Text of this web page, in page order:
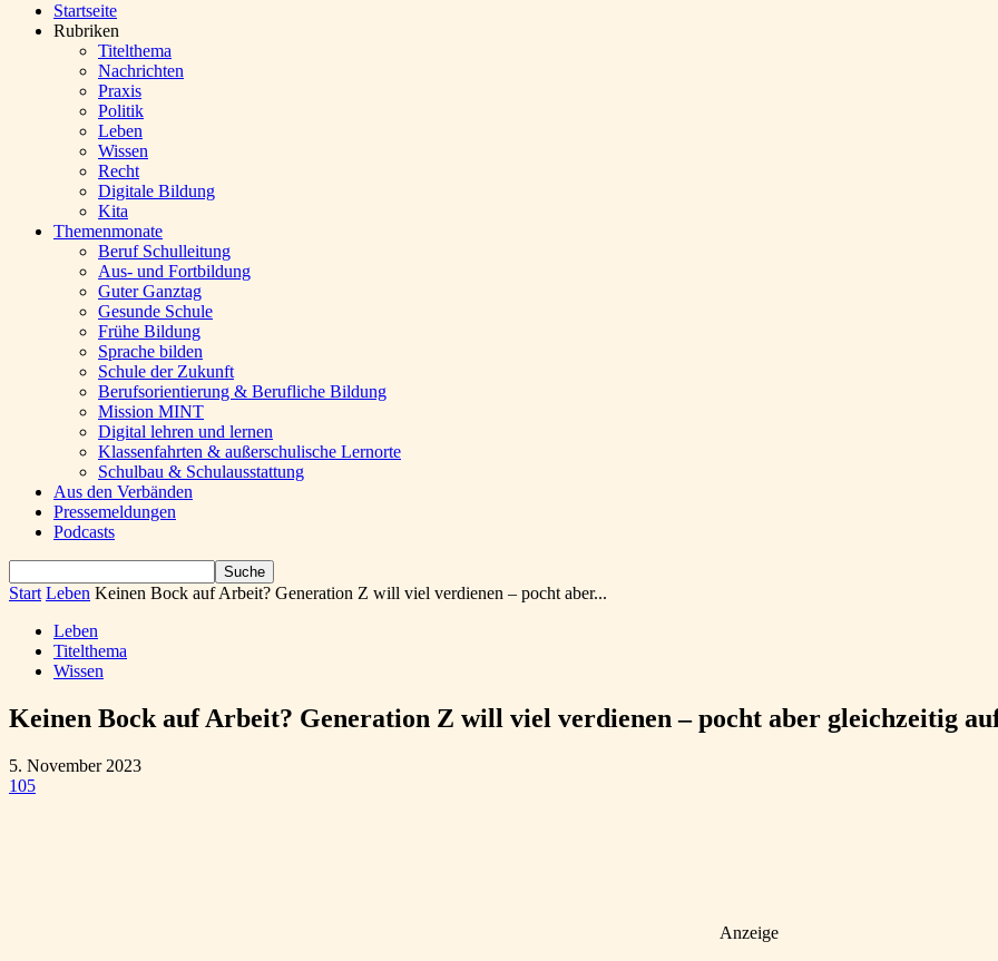
Startseite
Rubriken
Titelthema
Nachrichten
Praxis
Politik
Leben
Wissen
Recht
Digitale Bildung
Kita
Themenmonate
Beruf Schulleitung
Aus- und Fortbildung
Guter Ganztag
Gesunde Schule
Frühe Bildung
Sprache bilden
Schule der Zukunft
Berufsorientierung & Berufliche Bildung
Mission MINT
Digital lehren und lernen
Klassenfahrten & außerschulische Lernorte
Schulbau & Schulausstattung
Aus den Verbänden
Pressemeldungen
Podcasts
Start Leben Keinen Bock auf Arbeit? Generation Z will viel verdienen – pocht aber...
Leben
Titelthema
Wissen
Keinen Bock auf Arbeit? Generation Z will viel verdienen – pocht aber gleichzeitig
5. November 2023
105
Anzeige